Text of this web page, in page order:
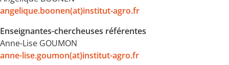
angelique.boonen(at)institut-agro.fr
Enseignantes-chercheuses référentes
Anne-Lise GOUMON
anne-lise.goumon(at)institut-agro.fr